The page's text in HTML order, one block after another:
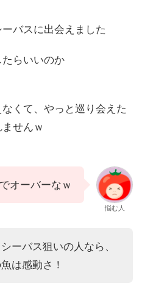
バスに出会えました
らいいのか
くて、やっと巡り会えた
せんｗ
オーバーなｗ
悩む人
ーバス狙いの人なら、
は感動さ！